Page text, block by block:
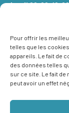
Pour offrir les
telles que les
appareils. Le fait de
des données telles
sur ce site. Le fait
peut avoir un effet
Jeudi08:00–18:00
DimancheFermé